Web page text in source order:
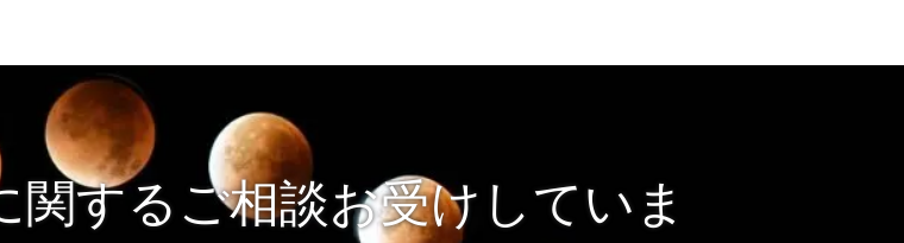
関するご相談お受けしていま